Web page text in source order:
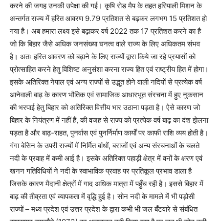
करने की जगह उनकी उपेक्षा की गई। कृषि रोड मैप के तहत हरियाली मिशन के
अन्तर्गत राज्य में हरित आवरण 9.79 प्रतिशत से बढ़कर लगभग 15 प्रतिशत हो
गया है। अब हमारा लक्ष्य इसे बढ़ाकर वर्ष 2022 तक 17 प्रतिशत करने का है
जो कि बिहार जैसे अधिक जनसंख्या घनत्व वाले राज्य के लिए अधिकतम संभव
है। अतः हरित आवरण को बढ़ाने के लिए राज्यों द्वारा किये जा रहे प्रयासों को
प्रोत्साहित करने हेतु विशिष्ट अनुसंशा करना राज्य हित एवं राष्ट्रीय हित में होगा।
इसके अतिरिक्त नेपाल एवं अन्य राज्यों से उद्भूत होने वाली नदियों से प्रत्येक वर्ष
आनेवाली बाढ़ के कारण भौतिक एवं सामाजिक आधारभूत संरचना में हुए नुकसान
की भरपाई हेतु बिहार को अतिरिक्त वित्तीय भार उठाना पड़ता है। ऐसे कारण जो
बिहार के नियंत्रण में नहीं हैं, की वजह से राज्य को प्रत्येक वर्ष बाढ़ का दंश झेलना
पड़ता है और बाढ़-राहत, पुनर्वास एवं पुनर्निर्माण कार्यों पर काफी राशि व्यय होती है।
गंगा बेसिन के उपरी राज्यों में निर्मित बांधों, बराजों एवं अन्य संरचनाओं के चलते
नदी के प्रवाह में कमी आई है। इसके अतिरिक्त पहाड़ी क्षेत्र में वनों के क्षरण एवं
खनन गतिविधियों ने नदी के स्वाभाविक प्रवाह पर प्रतिकूल प्रभाव डाला है
जिसके कारण मैदानी क्षेत्रों में गाद अधिक मात्रा में पहुँच रही है। इससे बिहार में
बाढ़ की तीव्रता एवं व्यापकता में वृद्धि हुई है। सोन नदी के मामले में भी पड़ोसी
राज्यों – मध्य प्रदेश एवं उत्तर प्रदेश के द्वारा कभी भी जल बँटवारे से संबंधित